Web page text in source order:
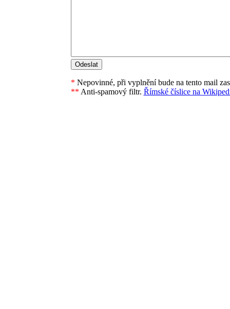
* Nepovinné, při vyplnění bude na tento mail
** Anti-spamový filtr. Římské číslice na